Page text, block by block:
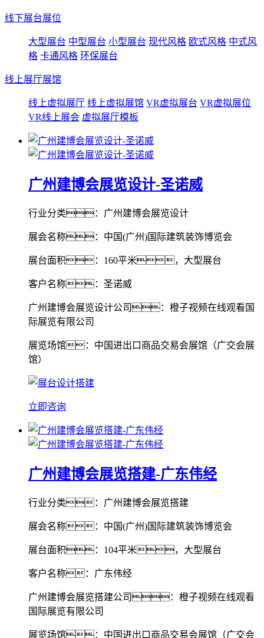
线下展台展位
大型展台 中型展台 小型展台 现代风格 欧式风格 中式风
格 卡通风格 环保展台
线上展厅展馆
线上虚拟展厅 线上虚拟展馆 VR虚拟展台 VR虚拟展位
VR线上展会 虚拟展厅模板
广州建博会展览设计-圣诺威
行业分类：广州建博会展览设计
展会名称：中国(广州)国际建筑装饰博览会
展台面积：160平米，大型展台
客户名称：圣诺威
广州建博会展览设计公司：橙子视频在线观看国
际展览有限公司
展览场馆：中国进出口商品交易会展馆（广交会展
馆）
立即咨询
广州建博会展览搭建-广东伟经
行业分类：广州建博会展览搭建
展会名称：中国(广州)国际建筑装饰博览会
展台面积：104平米，大型展台
客户名称：广东伟经
广州建博会展览搭建公司：橙子视频在线观看
国际展览有限公司
展览场馆：中国进出口商品交易会展馆（广交会